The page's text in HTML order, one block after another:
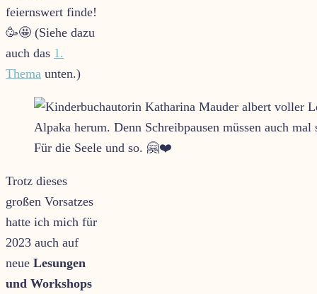
feiernswert finde!
🥳🤩 (Siehe dazu
auch das 1.
Thema unten.)
Für die Seele und so. 🤗❤️
Trotz dieses
großen Vorsatzes
hatte ich mich für
2023 auch auf
neue Lesungen
und Workshops